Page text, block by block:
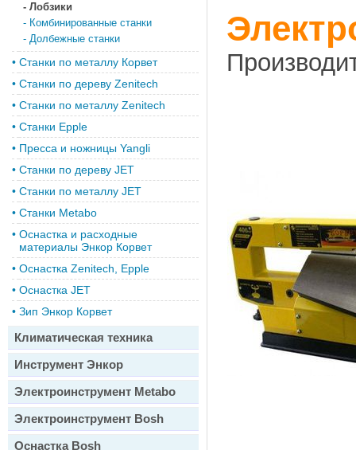
- Лобзики
- Комбинированные станки
- Долбежные станки
• Станки по металлу Корвет
• Cтанки по дереву Zenitech
• Cтанки по металлу Zenitech
• Станки Epple
• Пресса и ножницы Yangli
• Станки по дереву JET
• Станки по металлу JET
• Станки Metabo
• Оснастка и расходные
материалы Энкор Корвет
• Оснастка Zenitech, Epple
• Оснастка JET
• Зип Энкор Корвет
Климатическая техника
Инструмент Энкор
Электроинструмент Metabo
Электроинструмент Bosh
Оснастка Bosh